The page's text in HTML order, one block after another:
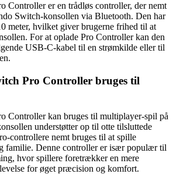
Controller er en trådløs controller, der nemt
Switch-konsollen via Bluetooth. Den har
meter, hvilket giver brugerne frihed til at
For at oplade Pro Controller kan den
USB-C-kabel til en strømkilde eller til
Pro Controller bruges til
Controller kan bruges til multiplayer-spil på
understøtter op til otte tilsluttede
controllere nemt bruges til at spille
familie. Denne controller er især populær til
hvor spillere foretrækker en mere
for øget præcision og komfort.